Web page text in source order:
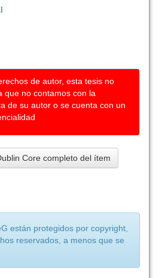
de autor, esta tesis no
que no contamos con la
de su autor o se cuenta con un
Core completo del ítem
están protegidos por copyright,
reservados, a menos que se